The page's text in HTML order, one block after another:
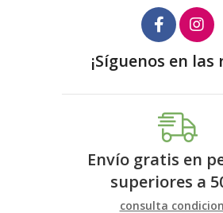
¡Síguenos en las
Envío gratis en
superiores a
consulta